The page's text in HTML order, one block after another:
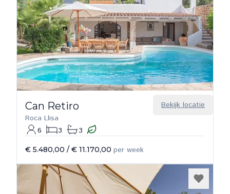
Bekijk locatie
Can Retiro
Roca Llisa
6
3 3
€ 5.480,00 / € 11.170,00 per week